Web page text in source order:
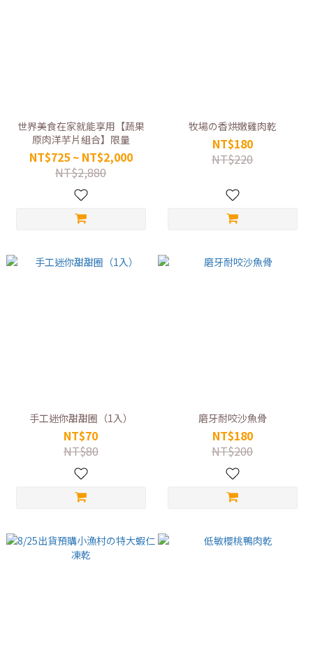
世界美食在家就能享用【蔬果
原肉洋芋片組合】限量
NT$725 ~ NT$2,000
NT$2,880
牧場の香烘嫩雞肉乾
NT$180
NT$220
手工迷你甜甜圈（1入）
NT$70
NT$80
磨牙耐咬沙魚骨
NT$180
NT$200